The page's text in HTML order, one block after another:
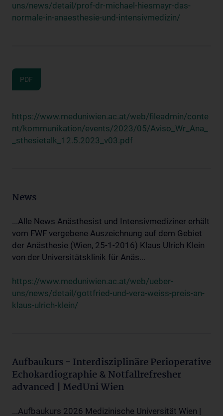
uns/news/detail/prof-dr-michael-hiesmayr-das-
normale-in-anaesthesie-und-intensivmedizin/
PDF
https://www.meduniwien.ac.at/web/fileadmin/conte
nt/kommunikation/events/2023/05/Aviso_Wr_Ana_
_sthesietalk_12.5.2023_v03.pdf
News
...Alle News Anästhesist und Intensivmediziner erhält
vom FWF vergebene Auszeichnung auf dem Gebiet
der Anästhesie (Wien, 25-1-2016) Klaus Ulrich Klein
von der Universitätsklinik für Anäs...
https://www.meduniwien.ac.at/web/ueber-
uns/news/detail/gottfried-und-vera-weiss-preis-an-
klaus-ulrich-klein/
Aufbaukurs - Interdisziplinäre Perioperative
Echokardiographie & Notfallrefresher
advanced | MedUni Wien
...Aufbaukurs 2026 Medizinische Universität Wien |